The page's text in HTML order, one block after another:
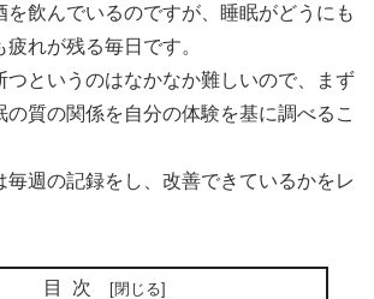
を飲んでいるのですが、睡眠がどうにも
れが残る毎日です。
つというのはなかなか難しいので、まず
の質の関係を自分の体験を基に調べるこ
毎週の記録をし、改善できているかをレ
目次